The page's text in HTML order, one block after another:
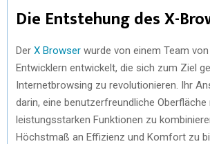
Die Entstehung des X-
Der X Browser wurde von einem Team
Entwicklern entwickelt, die sich zum Ziel
Internetbrowsing zu revolutionieren. Ihr
darin, eine benutzerfreundliche Oberfläche
leistungsstarken Funktionen zu
Höchstmaß an Effizienz und Komfort zu